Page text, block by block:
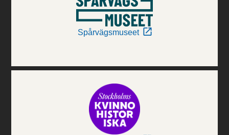
Spårvägsmuseet